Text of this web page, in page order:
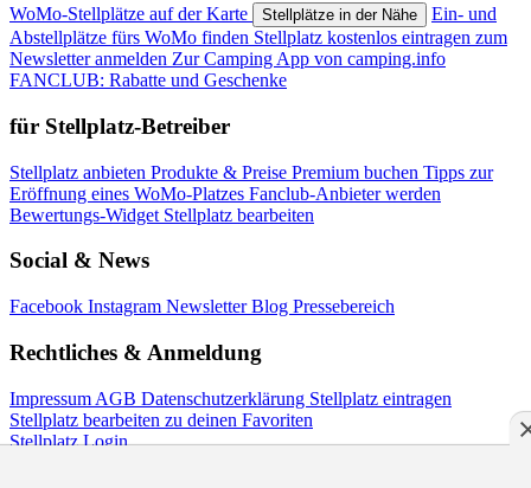
WoMo-Stellplätze auf der Karte Stellplätze in der Nähe
Ein- und
Abstellplätze fürs WoMo finden Stellplatz kostenlos eintragen zum
Newsletter anmelden Zur Camping App von camping.info
FANCLUB: Rabatte und Geschenke
für Stellplatz-Betreiber
Stellplatz anbieten Produkte & Preise Premium buchen Tipps zur
Eröffnung eines WoMo-Platzes Fanclub-Anbieter werden
Bewertungs-Widget Stellplatz bearbeiten
Social & News
Facebook Instagram NewsletterBlog Pressebereich
Rechtliches & Anmeldung
Impressum AGB Datenschutzerklärung Stellplatz eintragen
Stellplatz bearbeiten zu deinen Favoriten
Stellplatz Login